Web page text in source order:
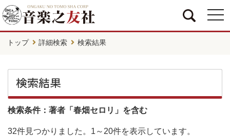
トップ 詳細検索 検索結果
検索結果
検索条件：著者「春畑セロリ」を含む
32件見つかりました。 1～20件を表示しています。